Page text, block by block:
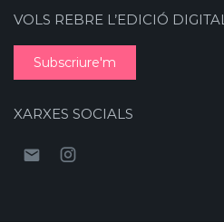
VOLS REBRE L’EDICIÓ DIGITAL
Subscriure'm
XARXES SOCIALS